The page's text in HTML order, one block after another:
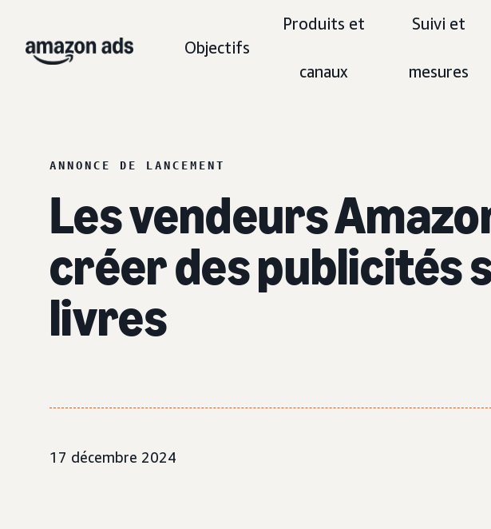
Objectifs
Produits et
canaux
Suivi et
mesures
ANNONCE DE LANCEMENT
Les vendeurs
créer des publicités
livres
17 décembre 2024